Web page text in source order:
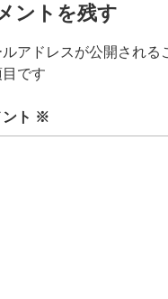
ントを残す
ルアドレスが公開される
です
ト ※